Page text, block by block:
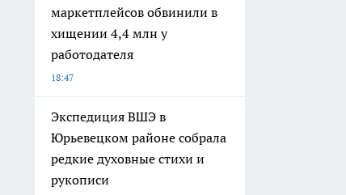
маркетплейсов обвинили в
хищении 4,4 млн у
работодателя
18:47
Экспедиция ВШЭ в
Юрьевецком районе собрала
редкие духовные стихи и
рукописи